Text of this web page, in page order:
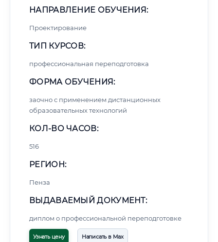
НАПРАВЛЕНИЕ ОБУЧЕНИЯ:
Проектирование
ТИП КУРСОВ:
профессиональная переподготовка
ФОРМА ОБУЧЕНИЯ:
заочно с применением дистанционных
образовательных технологий
КОЛ-ВО ЧАСОВ:
516
РЕГИОН:
Пенза
ВЫДАВАЕМЫЙ ДОКУМЕНТ:
диплом о профессиональной переподготовке
Узнать цену Написать в Max